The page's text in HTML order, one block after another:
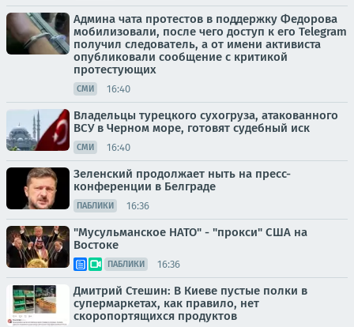
Админа чата протестов в поддержку Федорова
мобилизовали, после чего доступ к его Telegram
получил следователь, а от имени активиста
опубликовали сообщение с критикой
протестующих
СМИ 16:40
Владельцы турецкого сухогруза, атакованного
ВСУ в Черном море, готовят судебный иск
СМИ 16:40
Зеленский продолжает ныть на пресс-
конференции в Белграде
ПАБЛИКИ 16:36
"Мусульманское НАТО" - "прокси" США на
Востоке
ПАБЛИКИ 16:36
Дмитрий Стешин: В Киеве пустые полки в
супермаркетах, как правило, нет
скоропортящихся продуктов